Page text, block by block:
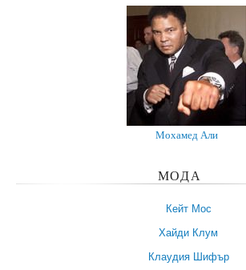
Мохамед Али
МОДА
Кейт Мос
Хайди Клум
Клаудия Шифър